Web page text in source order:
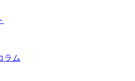
ラム